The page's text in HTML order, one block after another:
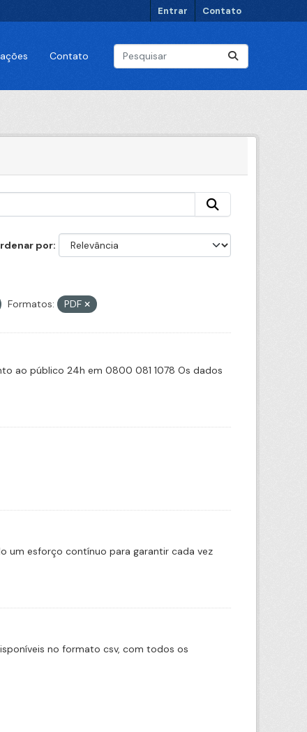
Entrar Contato
Contato
por
Formatos: PDF
ao público 24h em 0800 081 1078 Os dados
um esforço contínuo para garantir cada vez
no formato csv, com todos os